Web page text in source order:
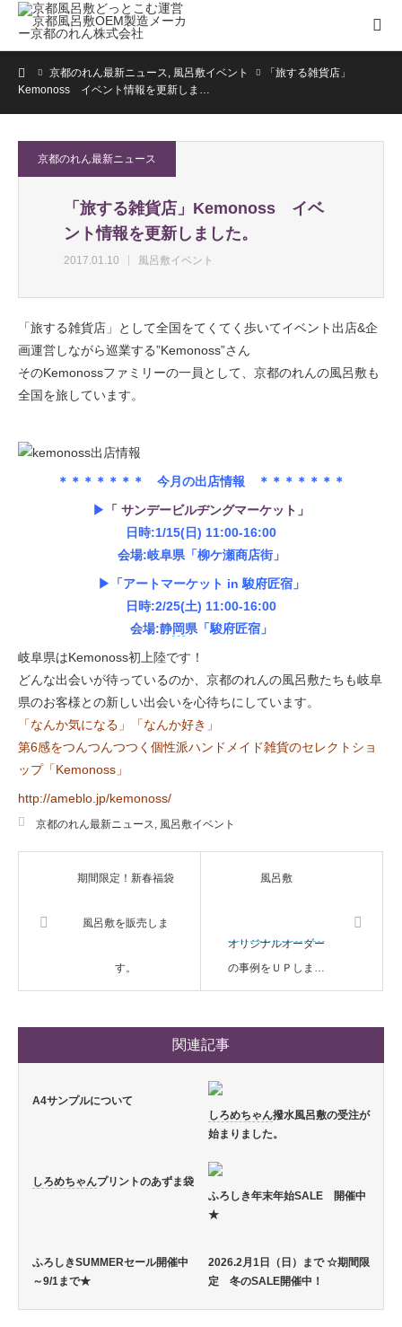
ホーム京都のれん最新ニュース, 風呂敷イベント
「旅する雑貨店」
Kemonoss イベント情報を更新しま…
京都のれん最新ニュース
「旅する雑貨店」Kemonoss イベ
ント情報を更新しました。
2017.01.10 風呂敷イベント
「旅する雑貨店」として全国をてくてく歩いてイベント出店&企
画運営しながら巡業する”Kemonoss”さん
そのKemonossファミリーの一員として、京都のれんの風呂敷も
全国を旅しています。
＊＊＊＊＊＊＊ 今月の出店情報 ＊＊＊＊＊＊＊
▶︎
「 サンデービルヂングマーケット」
日時:1/15(日) 11:00-16:00
会場:岐阜県「柳ケ瀬商店街」
▶︎「アートマーケット in 駿府匠宿」
日時:2/25(土) 11:00-16:00
会場:静岡県「駿府匠宿」
岐阜県はKemonoss初上陸です！
どんな出会いが待っているのか、京都のれんの風呂敷たちも岐阜
県のお客様との新しい出会いを心待ちにしています。
「なんか気になる」「なんか好き」
第6感をつんつんつつく個性派ハンドメイド雑貨のセレクトショ
ップ「Kemonoss」
http://ameblo.jp/kemonoss/
京都のれん最新ニュース, 風呂敷イベント
期間限定！新春福袋
風呂敷を販売しま
す。
風呂敷
オリジナルオーダー
の事例をＵＰしま…
関連記事
A4サンプルについて
しろめちゃん撥水風呂敷の受注が
始まりました。
しろめちゃんプリントのあずま袋
ふろしき年末年始SALE 開催中
★
ふろしきSUMMERセール開催中
～9/1まで★
2026.2月1日（日）まで ☆期間限
定 冬のSALE開催中！